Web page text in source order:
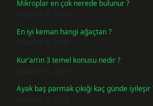
Mikroplar en çok nerede bulunur ?
Ağustos 8, 2026
En iyi keman hangi ağaçtan ?
Ağustos 6, 2026
Kur’an’ın 3 temel konusu nedir ?
Ağustos 6, 2026
Ayak baş parmak çıkığı kaç günde iyileşir
Ağustos 5, 2026